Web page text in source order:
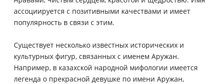
ассоциируется с позитивными качествами и имеет
популярность в связи с этим.
Существует несколько известных исторических и
культурных фигур, связанных с именем Аружан.
Например, в казахской народной мифологии имеется
легенда о прекрасной девушке по имени Аружан,